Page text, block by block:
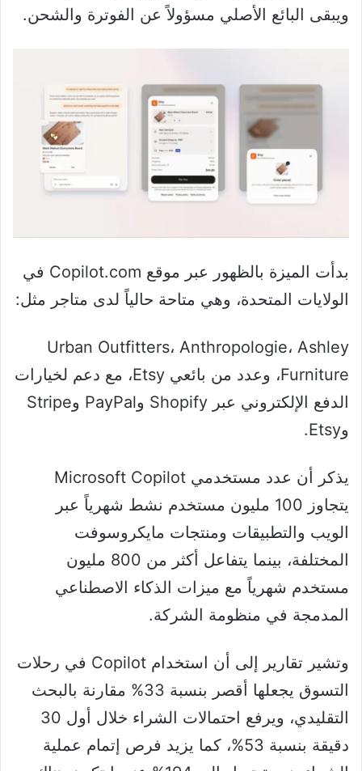
ويبقى البائع الأصلي مسؤولاً عن الفوترة والشحن.
بدأت الميزة بالظهور عبر موقع Copilot.com في
الولايات المتحدة، وهي متاحة حالياً لدى متاجر مثل:
Urban Outfitters، Anthropologie، Ashley
Furniture، وعدد من بائعي Etsy، مع دعم لخيارات
الدفع الإلكتروني عبر Shopify وPayPal وStripe
وEtsy.
يذكر أن عدد مستخدمي Microsoft Copilot
يتجاوز 100 مليون مستخدم نشط شهرياً عبر
الويب والتطبيقات ومنتجات مايكروسوفت
المختلفة، بينما يتفاعل أكثر من 800 مليون
مستخدم شهرياً مع ميزات الذكاء الاصطناعي
المدمجة في منظومة الشركة.
وتشير تقارير إلى أن استخدام Copilot في رحلات
التسوق يجعلها أقصر بنسبة 33% مقارنة بالبحث
التقليدي، ويرفع احتمالات الشراء خلال أول 30
دقيقة بنسبة 53%، كما يزيد فرص إتمام عملية